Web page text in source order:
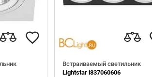
Встраиваемый светильник
Lightstar i837060606